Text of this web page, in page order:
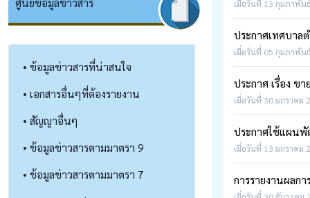
• ข้อมูลข่าวสารที่น่าสนใจ
• เอกสารอื่นๆที่ต้องรายงาน
• สัญญาอื่นๆ
• ข้อมูลข่าวสารตามมาตรา 9
• ข้อมูลข่าวสารตามมาตรา 7
เมื่อวันที่ 13 กุมภาพัน
ประกาศเทศบาล
เมื่อวันที่ 05 กุมภาพัน
ประกาศ เรื่อง
เมื่อวันที่ 30 มกราคม
ประกาศใช้แผน
เมื่อวันที่ 13 มกราคม
การรายงานผล